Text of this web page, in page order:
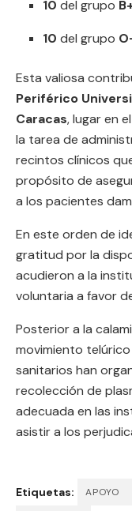
10 del grupo
10 del grupo
Esta valiosa
Periférico
Caracas, lugar en
la tarea de
recintos clínicos
propósito de
a los pacientes
En este orden de
gratitud por la
acudieron a la
voluntaria a favor
Posterior a la
movimiento
sanitarios han
recolección de
adecuada en las
asistir a los
Etiquetas: APOYO